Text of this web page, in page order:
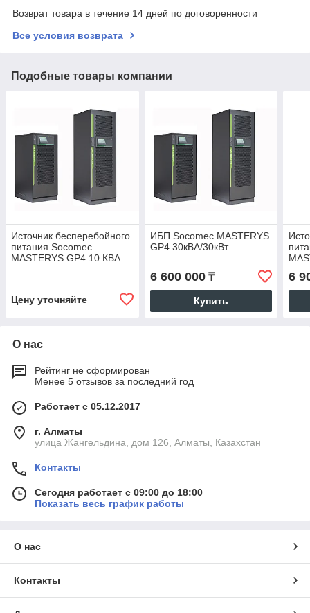
Возврат товара в течение 14 дней по договоренности
Все условия возврата
Подобные товары компании
Источник бесперебойного
питания Socomec
MASTERYS GP4 10 КВА
Цену уточняйте
ИБП Socomec MASTERYS
GP4 30кВА/30кВт
6 600 000₸
Купить
6
О нас
Рейтинг не сформирован
Менее 5 отзывов за последний год
Работает с 05.12.2017
г. Алматы
улица Жангельдина, дом 126, Алматы, Казахстан
Контакты
Сегодня работает с 09:00 до 18:00
Показать весь график работы
О нас
Контакты